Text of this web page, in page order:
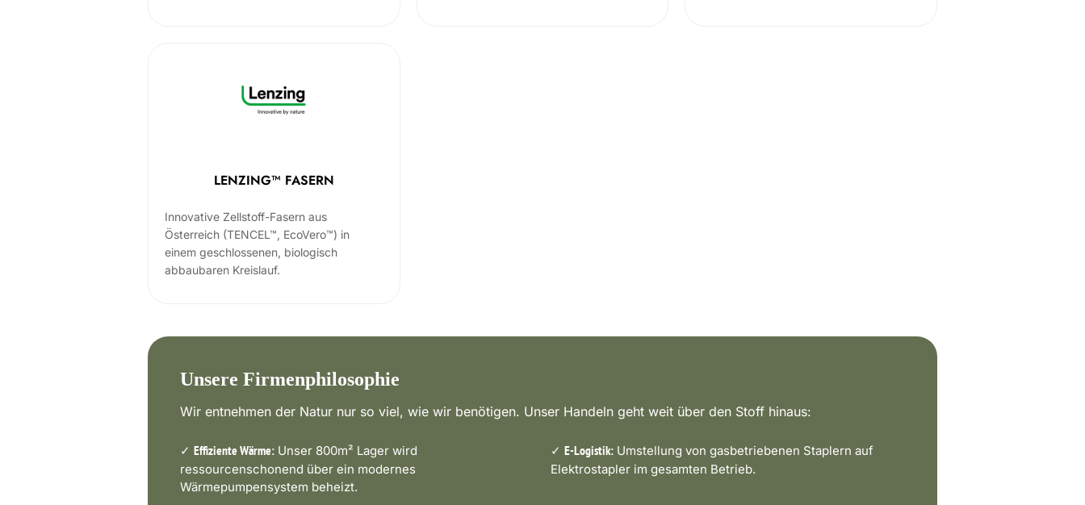
LENZING™ FASERN
Innovative Zellstoff-Fasern aus
Österreich (TENCEL™, EcoVero™) in
einem geschlossenen, biologisch
abbaubaren Kreislauf.
Unsere Firmenphilosophie
Wir entnehmen der Natur nur so viel, wie wir benötigen. Unser Handeln geht weit über den Stoff hinaus:
✓ Effiziente Wärme: Unser 800m² Lager wird
ressourcenschonend über ein modernes
Wärmepumpensystem beheizt.
✓ E-Logistik: Umstellung von gasbetriebenen Staplern auf
Elektrostapler im gesamten Betrieb.